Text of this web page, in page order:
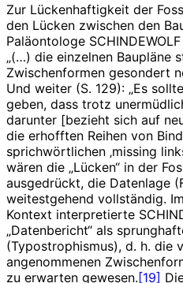
Zur Lückenhaftigkeit der
den Lücken zwischen den
Paläontologe
„(…) die einzelnen Baupläne
Zwischenformen gesondert
Und weiter (S. 129): „Es
geben, dass trotz
darunter [bezieht sich auf
die erhofften Reihen von
sprichwörtlichen ‚missing
wären die „Lücken“ in der
ausgedrückt, die Datenlage
weitestgehend vollständig.
Kontext interpretierte
„Datenbericht“ als
(Typostrophismus), d. h. die
angenommenen
zu erwarten gewesen.[19]